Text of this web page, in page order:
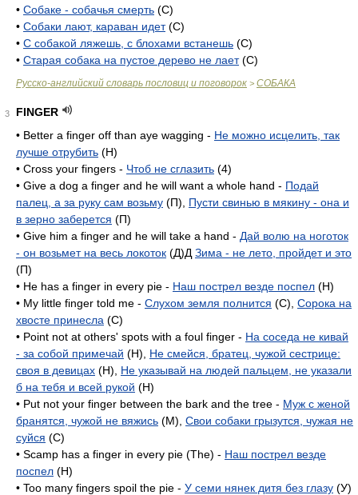
• Собаке - собачья смерть (С)
• Собаки лают, караван идет(С)
• С собакой ляжешь, с блохами встанешь (С)
• Старая собака на пустое дерево не лает(С)
Русско-английский словарь пословиц и поговорок > СОБАКА
3
FINGER
• Better a finger off than aye wagging - Не можно исцелить, так
лучше отрубить (H)
• Cross your fingers - Чтоб не сглазить (4)
• Give a dog a finger and he will want a whole hand - Подай
палец, а за руку сам возьму (П), Пусти свинью в мякину - она и
в зерно заберется (П)
• Give him a finger and he will take a hand - Дай волю на ноготок
- он возьмет на весь локоток (Д)Д Зима - не лето, пройдет и это
(П)
• He has a finger in every pie - Наш пострел везде поспел (H)
• My little finger told me - Слухом земля полнится (C), Сорока на
хвосте принесла (C)
• Point not at others' spots with a foul finger - На соседа не кивай
- за собой примечай (H), Не смейся, братец, чужой сестрице:
своя в девицах (H), Не указывай на людей пальцем, не указали
б на тебя и всей рукой (H)
• Put not your finger between the bark and the tree - Муж с женой
бранятся, чужой не вяжись (M), Свои собаки грызутся, чужая не
суйся (C)
• Scamp has a finger in every pie (The) - Наш пострел везде
поспел (H)
• Too many fingers spoil the pie - У семи нянек дитя без глазу (У)